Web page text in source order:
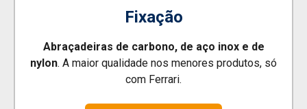
Fixação
Abraçadeiras de carbono, de aço inox e de
nylon. A maior qualidade nos menores produtos, só
com Ferrari.